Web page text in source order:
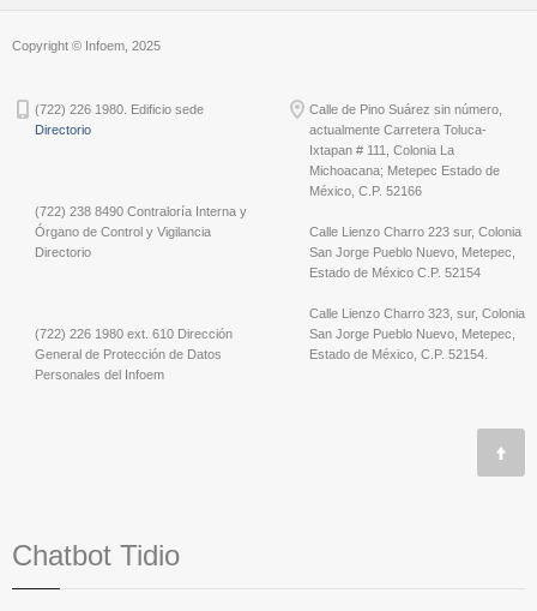
Copyright © Infoem, 2025
(722) 226 1980. Edificio sede
Directorio
(722) 238 8490 Contraloría Interna y
Órgano de Control y Vigilancia
Directorio
(722) 226 1980 ext. 610 Dirección
General de Protección de Datos
Personales del Infoem
Calle de Pino Suárez sin número,
actualmente Carretera Toluca-
Ixtapan # 111, Colonia La
Michoacana; Metepec Estado de
México, C.P. 52166
Calle Lienzo Charro 223 sur, Colonia
San Jorge Pueblo Nuevo, Metepec,
Estado de México C.P. 52154
Calle Lienzo Charro 323, sur, Colonia
San Jorge Pueblo Nuevo, Metepec,
Estado de México, C.P. 52154.
Chatbot Tidio